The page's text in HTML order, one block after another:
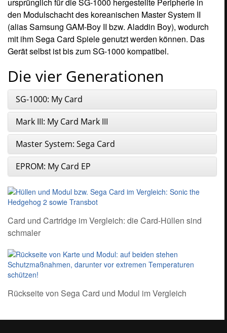
den Modulschacht des koreanischen Master System II
(alias Samsung GAM-Boy II bzw. Aladdin Boy), wodurch
mit ihm Sega Card Spiele genutzt werden können. Das
Gerät selbst ist bis zum SG-1000 kompatibel.
Die vier Generationen
SG-1000: My Card
Mark III: My Card Mark III
Master System: Sega Card
EPROM: My Card EP
Card und Cartridge im Vergleich: die Card-Hüllen sind
schmaler
Rückseite von Sega Card und Modul im Vergleich